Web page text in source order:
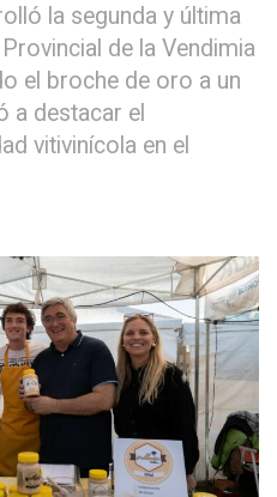
la segunda y última
de la Vendimia
el broche de oro a un
a destacar el
vitivinícola en el